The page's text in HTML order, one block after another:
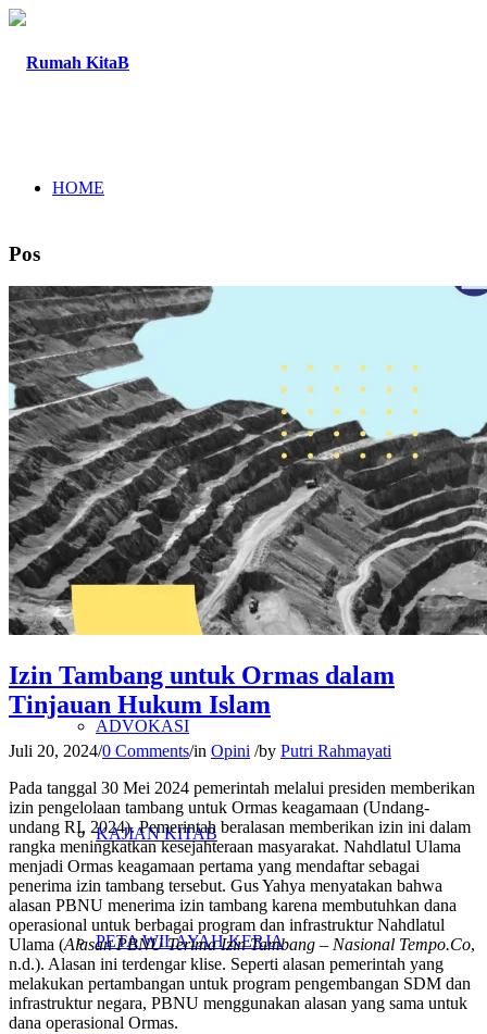
HOME
TENTANG
PROGRAM
PENELITIAN
PENDIDIKAN KRITIS
ADVOKASI
KAJIAN KITAB
PETA WILAYAH KERJA
Pos
Izin Tambang untuk Ormas dalam
Tinjauan Hukum Islam
Juli 20, 2024/0 Comments/in Opini /by Putri Rahmayati
Pada tanggal 30 Mei 2024 pemerintah melalui presiden memberikan
izin pengelolaan tambang untuk Ormas keagamaan (Undang-
undang RI, 2024). Pemerintah beralasan memberikan izin ini dalam
rangka meningkatkan kesejahteraan masyarakat. Nahdlatul Ulama
menjadi Ormas keagamaan pertama yang mendaftar sebagai
penerima izin tambang tersebut. Gus Yahya menyatakan bahwa
alasan PBNU menerima izin tambang karena membutuhkan dana
operasional untuk berbagai program dan infrastruktur Nahdlatul
Ulama (Alasan PBNU Terima Izin Tambang – Nasional Tempo.Co,
n.d.). Alasan ini terdengar klise. Seperti alasan pemerintah yang
melakukan pertambangan untuk program pengembangan SDM dan
infrastruktur negara, PBNU menggunakan alasan yang sama untuk
dana operasional Ormas.